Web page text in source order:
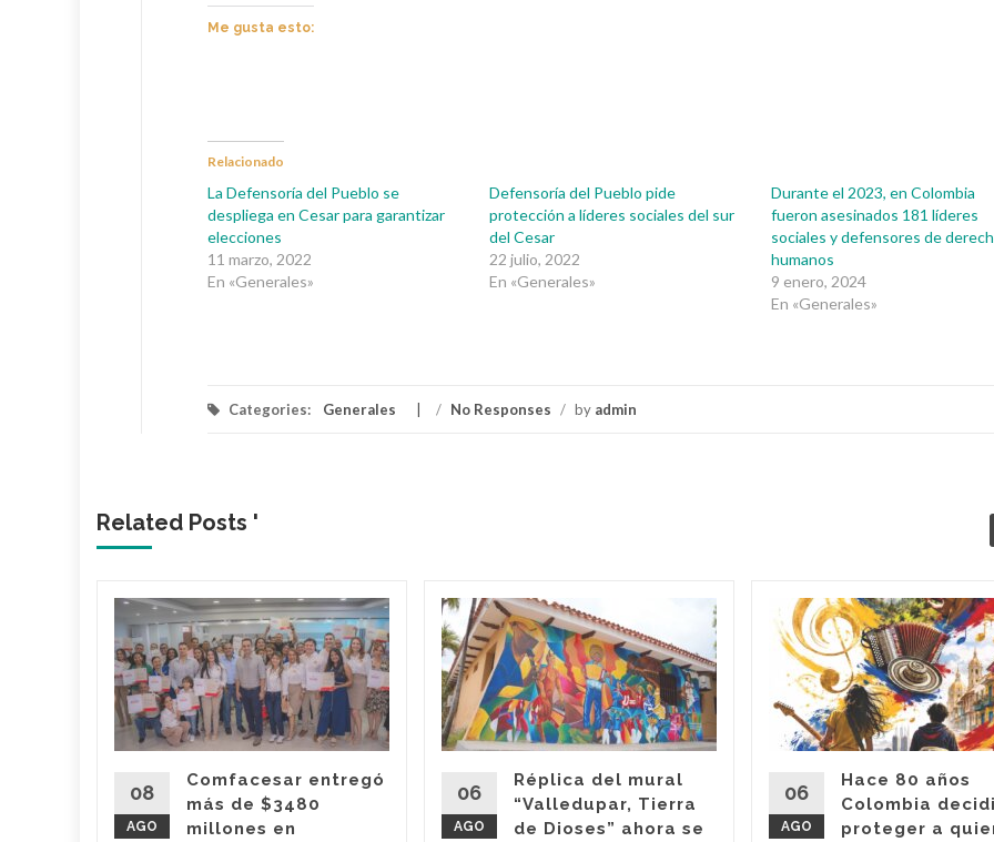
Me gusta esto:
Relacionado
La Defensoría del Pueblo se
despliega en Cesar para garantizar
elecciones
11 marzo, 2022
En «Generales»
Defensoría del Pueblo pide
protección a líderes sociales del sur
del Cesar
22 julio, 2022
En «Generales»
Durante el 2023, en Colombia
fueron asesinados 181 líderes
sociales y defensores de
humanos
9 enero, 2024
En «Generales»
Categories: Generales / No Responses / by admin
Related Posts '
08
AGO
Comfacesar entregó
más de $3480
millones en
06
AGO
Réplica del mural
“Valledupar, Tierra
de Dioses” ahora se
06
AGO
Hace 80 años
Colombia
proteger a